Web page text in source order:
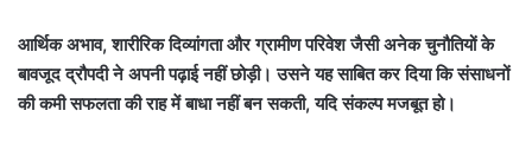
आर्थिक अभाव, शारीरिक दिव्यांगता और ग्रामीण परिवेश जैसी अनेक चुनौतियों के
बावजूद द्रौपदी ने अपनी पढ़ाई नहीं छोड़ी। उसने यह साबित कर दिया कि संसाधनों
की कमी सफलता की राह में बाधा नहीं बन सकती, यदि संकल्प मजबूत हो।